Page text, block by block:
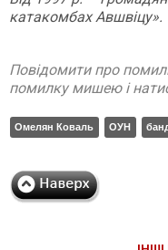
катакомбах Авшвіцу».
Повідомити про
помилку мишею і
Омелян Коваль ОУН